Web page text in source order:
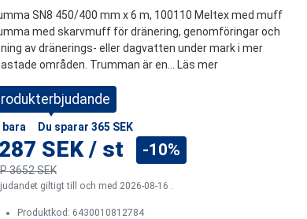
SN8 450/400 mm x 6 m, 100110 Meltex med muff
med skarvmuff för dränering, genomföringar och
av dränerings- eller dagvatten under mark i mer
områden. Trumman är en... Läs mer
bara Du sparar 365 SEK
SEK / st
3652 SEK
-10%
giltigt till och med 2026-08-16 .
Produktkod: 6430010812784